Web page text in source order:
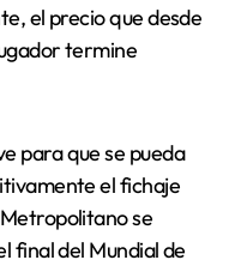
el precio que desde
termine
para que se pueda
el fichaje
se
final del Mundial de